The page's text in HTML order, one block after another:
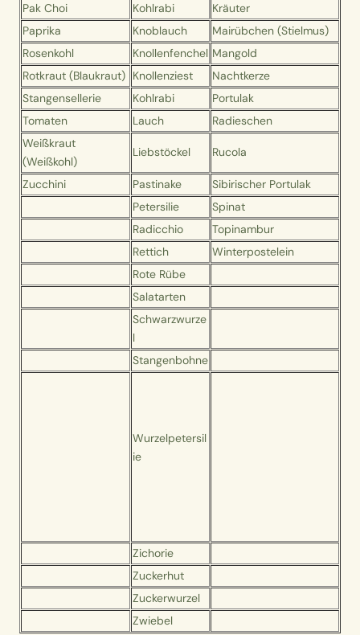
Pak Choi Kohlrabi
Kräuter
Paprika
Knoblauch
Mairübchen (Stielmus)
Rosenkohl
Knollenfenchel Mangold
Rotkraut (Blaukraut) Knollenziest
Nachtkerze
Stangensellerie
Kohlrabi
Portulak
Tomaten
Lauch
Radieschen
Weißkraut
(Weißkohl)
Liebstöckel Rucola
Zucchini Pastinake
Sibirischer Portulak
Petersilie
Spinat
Radicchio
Topinambur
Rettich
Winterpostelein
Rote Rübe
Salatarten
Schwarzwurze
l
Stangenbohne
Wurzelpetersil
ie
Zichorie
Zuckerhut
Zuckerwurzel
Zwiebel